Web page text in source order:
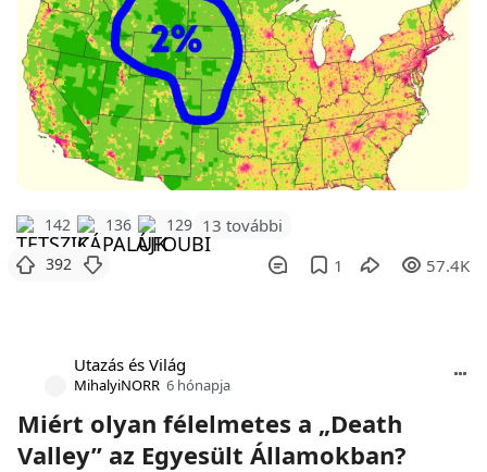
142 136 129 13 további
392 1 57.4K
Utazás és Világ
MihalyiNORR 6 hónapja
Miért olyan félelmetes a „Death
Valley” az Egyesült Államokban?